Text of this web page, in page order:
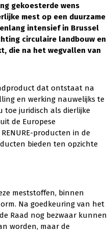
gekoesterde wens
mest op een duurzame
intensief in Brussel
circulaire landbouw en
die na het wegvallen van
dat ontstaat na
en werking nauwelijks te
toe juridisch als dierlijke
de Europese
producten in de
bieden ten opzichte
meststoffen, binnen
Na goedkeuring van het
Raad nog bezwaar kunnen
worden, maar de